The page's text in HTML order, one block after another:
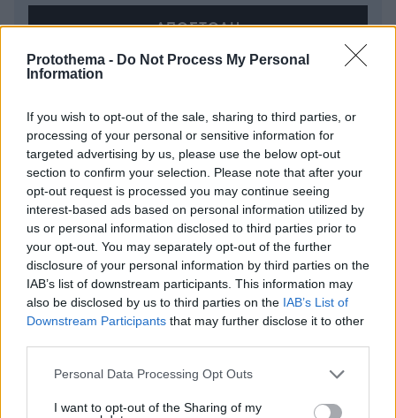
Protothema - Do Not Process My Personal
Information
If you wish to opt-out of the sale, sharing to third parties, or
processing of your personal or sensitive information for
targeted advertising by us, please use the below opt-out
section to confirm your selection. Please note that after your
opt-out request is processed you may continue seeing
interest-based ads based on personal information utilized by
us or personal information disclosed to third parties prior to
your opt-out. You may separately opt-out of the further
disclosure of your personal information by third parties on the
IAB’s list of downstream participants. This information may
also be disclosed by us to third parties on the IAB’s List of
Downstream Participants that may further disclose it to other
Please note that this website/app uses one or more Google
not limited to your visit or usage behaviour. You may click to
Personal Data Processing Opt Outs
I want to opt-out of the Sharing of my
ΡΟΗ ΕΙΔΗΣΕΩΝ
Ειδήσεις Δημοφιλή Σχολιασμένα
Τα 4 όνειρα που συνήθως βλέπουμε μετά τον θάνατο
του κατοικιδίου μας- Τι σημαίνουν
πριν 8 λεπτά
Μία ταξιδιωτική συντάκτρια για τα μέρη που δεν θα
επισκεπτόταν ποτέ ξανά
πριν 8 λεπτά
Κολωνάκι, Ομόνοια και Εξάρχεια, δείτε βίντεο
πριν 16 λεπτά